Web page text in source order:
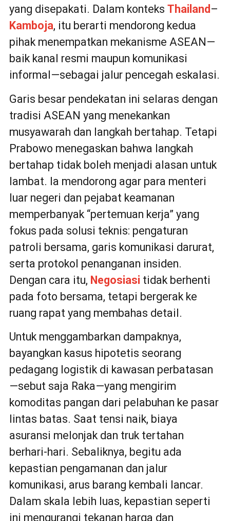
yang disepakati. Dalam konteks Thailand –
Kamboja, itu berarti mendorong kedua
pihak menempatkan mekanisme ASEAN—
baik kanal resmi maupun komunikasi
informal—sebagai jalur pencegah eskalasi.
Garis besar pendekatan ini selaras dengan
tradisi ASEAN yang menekankan
musyawarah dan langkah bertahap. Tetapi
Prabowo menegaskan bahwa langkah
bertahap tidak boleh menjadi alasan untuk
lambat. Ia mendorong agar para menteri
luar negeri dan pejabat keamanan
memperbanyak “pertemuan kerja” yang
fokus pada solusi teknis: pengaturan
patroli bersama, garis komunikasi darurat,
serta protokol penanganan insiden.
Dengan cara itu, Negosiasi tidak berhenti
pada foto bersama, tetapi bergerak ke
ruang rapat yang membahas detail.
Untuk menggambarkan dampaknya,
bayangkan kasus hipotetis seorang
pedagang logistik di kawasan perbatasan
—sebut saja Raka—yang mengirim
komoditas pangan dari pelabuhan ke pasar
lintas batas. Saat tensi naik, biaya
asuransi melonjak dan truk tertahan
berhari-hari. Sebaliknya, begitu ada
kepastian pengamanan dan jalur
komunikasi, arus barang kembali lancar.
Dalam skala lebih luas, kepastian seperti
ini mengurangi tekanan harga dan